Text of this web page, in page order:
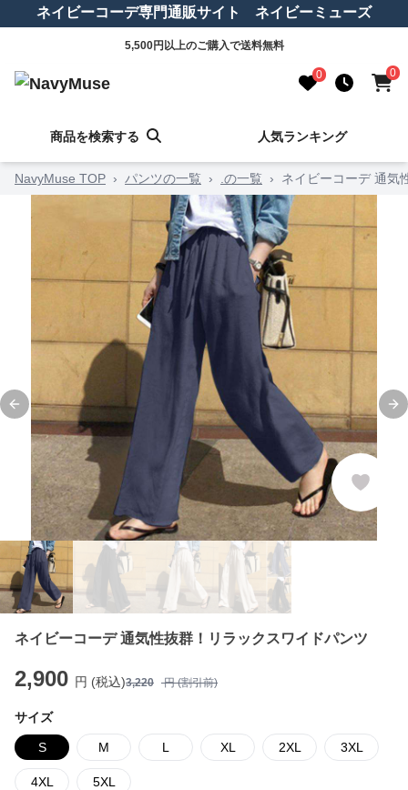
ネイビーコーデ専門通販サイト ネイビーミューズ
5,500円以上のご購入で送料無料
0 0
商品を検索する 人気ランキング
NavyMuse TOP › パンツの一覧 › .の一覧 › ネイビーコーデ 通気
Previous slide
ネイビーコーデ 通気性抜群！リラックスワイドパンツ
2,900 円 (税込)3,220 円 (割引前)
サイズ
S M L XL 2XL 3XL
4XL 5XL